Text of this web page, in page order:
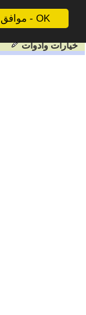
موافق - OK
خيارات وادوات